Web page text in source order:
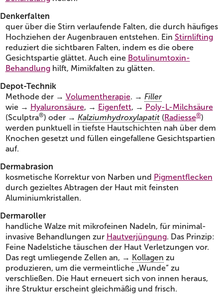
Denkerfalten
quer über die Stirn verlaufende Falten, die durch häufiges
Hochziehen der Augenbrauen entstehen. Ein Stirnlifting
reduziert die sichtbaren Falten, indem es die obere
Gesichtspartie glättet. Auch eine Botulinumtoxin-
Behandlunghilft, Mimikfalten zu glätten.
Depot-Technik
Methode der → Volumentherapie. → Filler
wie → Hyaluronsäure, → Eigenfett, → Poly-L-Milchsäure
(Sculptra®) oder → Kalziumhydroxylapatit(Radiesse®)
werden punktuell in tiefste Hautschichten nah über dem
Knochen gesetzt und füllen eingefallene Gesichtspartien
auf.
Dermabrasion
kosmetische Korrektur von Narben und Pigmentflecken
durch gezieltes Abtragen der Haut mit feinsten
Aluminiumkristallen.
Dermaroller
handliche Walze mit mikrofeinen Nadeln, für minimal-
invasive Behandlungen zur Hautverjüngung. Das Prinzip:
Feine Nadelstiche täuschen der Haut Verletzungen vor.
Das regt umliegende Zellen an, → Kollagen zu
produzieren, um die vermeintliche „Wunde“ zu
verschließen. Die Haut erneuert sich von innen heraus,
ihre Struktur erscheint gleichmäßig und frisch.